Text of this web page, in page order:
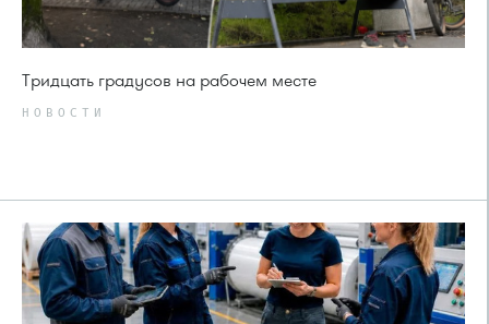
Тридцать градусов на рабочем месте
НОВОСТИ